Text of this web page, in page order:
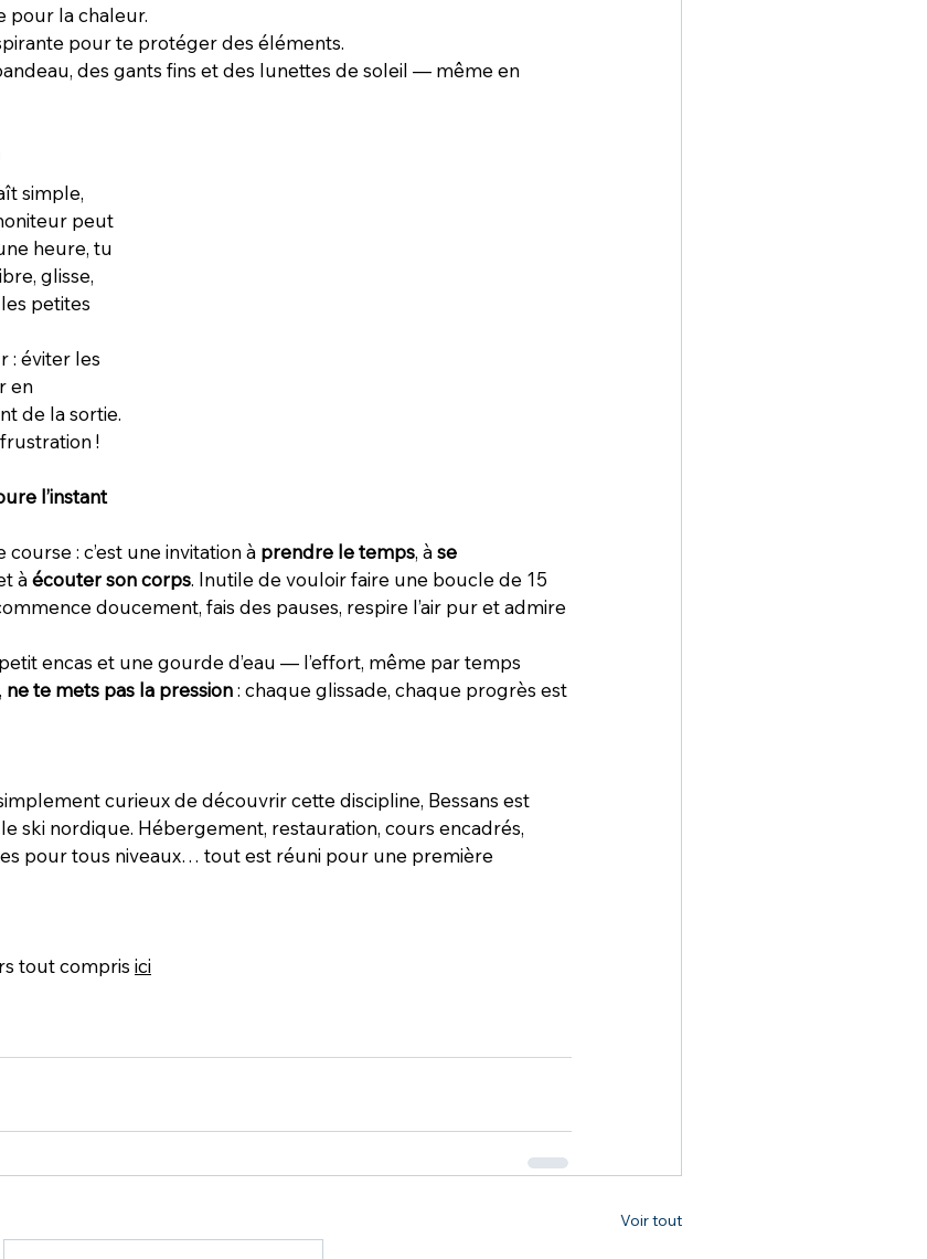
pour la chaleur.
pour te protéger des éléments.
des gants fins et des lunettes de soleil — même en
simple,
peut
heure, tu
glisse,
petites
: éviter les
en
de la sortie.
!
l’instant
course : c’est une invitation à prendre le temps, à se
à écouter son corps. Inutile de vouloir faire une boucle de 15
doucement, fais des pauses, respire l’air pur et admire
encas et une gourde d’eau — l’effort, même par temps
ne te mets pas la pression : chaque glissade, chaque progrès est
curieux de découvrir cette discipline, Bessans est
ski nordique. Hébergement, restauration, cours encadrés,
pour tous niveaux… tout est réuni pour une première
tout compris ici
Voir tout